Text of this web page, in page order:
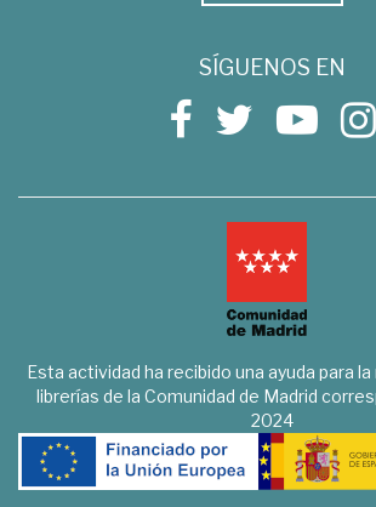
SÍGUENOS EN
Esta actividad ha recibido una ayuda para
librerías de la Comunidad de Madrid
2024